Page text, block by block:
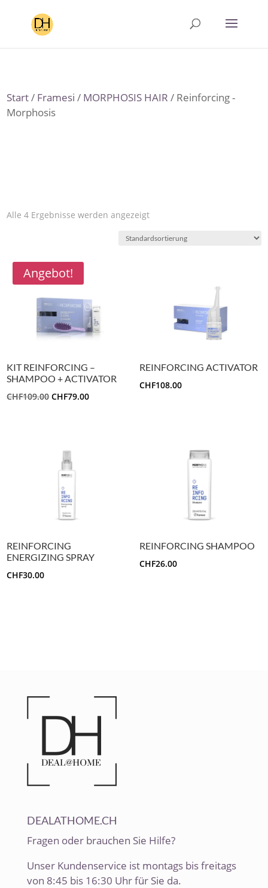
Start/ Framesi / MORPHOSIS HAIR / Reinforcing -
Morphosis
Alle 4 Ergebnisse werden angezeigt
Angebot!
KIT REINFORCING –
SHAMPOO + ACTIVATOR
CHF109.00 URSPRÜNGLICHER
CHF79.00AKTUELLER
REINFORCING ACTIVATOR
CHF108.00
REINFORCING
ENERGIZING SPRAY
CHF30.00
REINFORCING SHAMPOO
CHF26.00
DEALATHOME.CH
Fragen oder brauchen Sie Hilfe?
Unser Kundenservice ist montags bis freitags
von 8:45 bis 16:30 Uhr für Sie da.